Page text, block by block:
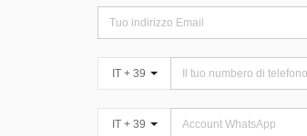
IT + 39
IT + 39